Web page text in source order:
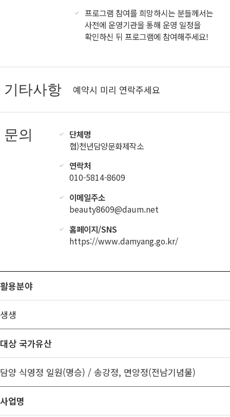
프로그램 참여를 희망하시는 분들께서는
사전에 운영기관을 통해 운영 일정을
확인하신 뒤 프로그램에 참여해주세요!
기타사항 예약시 미리 연락주세요
문의
단체명
협)천년담양문화제작소
연락처
010-5814-8609
이메일주소
beauty8609@daum.net
홈페이지/SNS
https://www.damyang.go.kr/
활용분야
생생
대상 국가유산
담양 식영정 일원(명승) / 송강정, 면앙정(전남기념물)
사업명